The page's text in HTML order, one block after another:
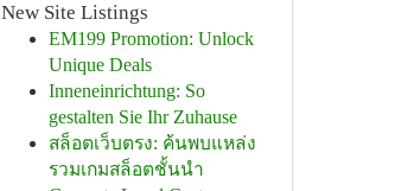
New Site Listings
EM199 Promotion: Unlock
Unique Deals
Inneneinrichtung: So
gestalten Sie Ihr Zuhause
สล็อตเว็บตรง: ค้นพบแหล่ง
รวมเกมสล็อตชั้นนำ